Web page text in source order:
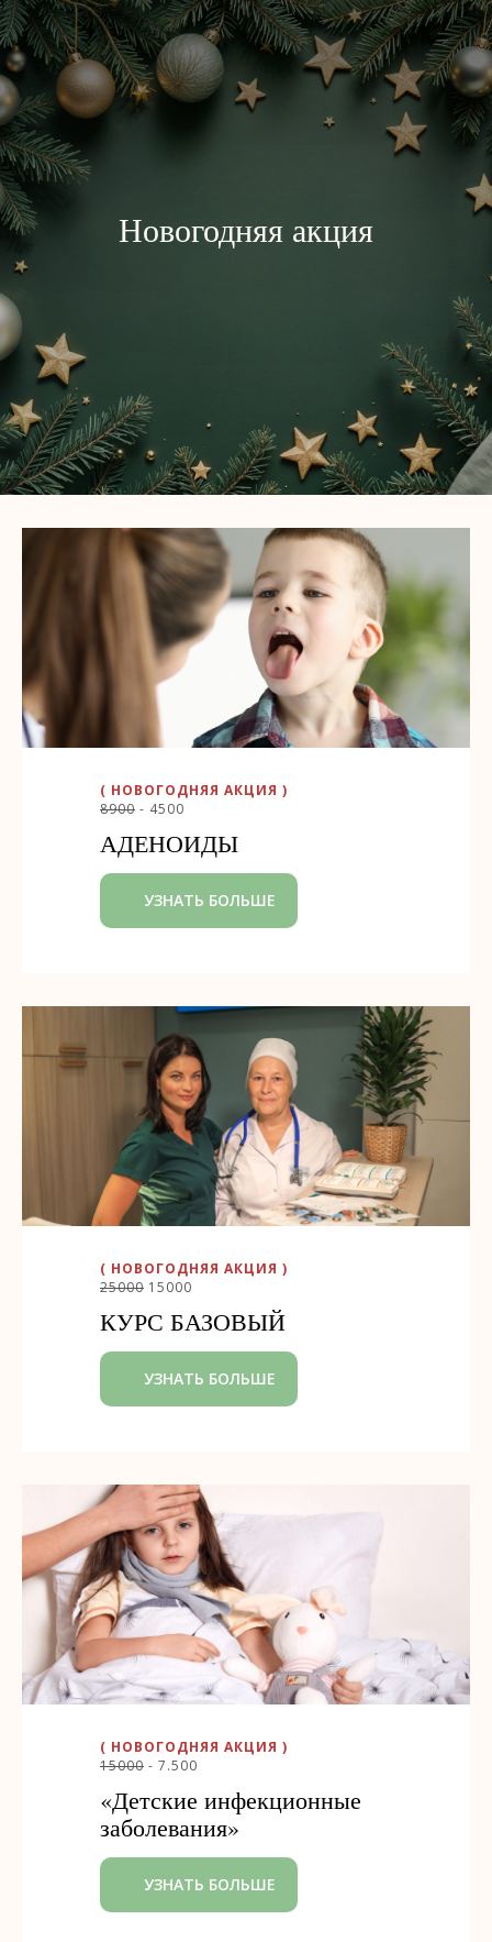
Новогодняя акция
( НОВОГОДНЯЯ АКЦИЯ )
8900 - 4500
АДЕНОИДЫ
УЗНАТЬ БОЛЬШЕ
( НОВОГОДНЯЯ АКЦИЯ )
25000 15000
КУРС БАЗОВЫЙ
УЗНАТЬ БОЛЬШЕ
( НОВОГОДНЯЯ АКЦИЯ )
15000 - 7.500
«Детские инфекционные
заболевания»
УЗНАТЬ БОЛЬШЕ